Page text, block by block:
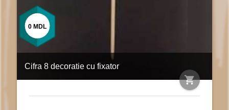
Cifra 8 decoratie cu fixator
shopping_cart
0 MDL